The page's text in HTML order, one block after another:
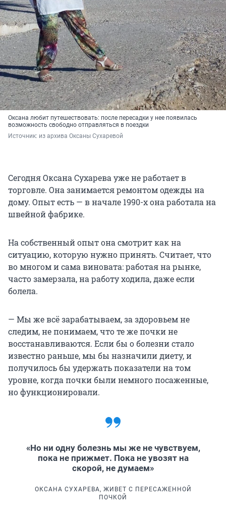
Оксана любит путешествовать: после пересадки у нее появилась
возможность свободно отправляться в поездки
Источник: из архива Оксаны Сухаревой
Сегодня Оксана Сухарева уже не работает в
торговле. Она занимается ремонтом одежды на
дому. Опыт есть — в начале 1990-х она работала на
швейной фабрике.
На собственный опыт она смотрит как на
ситуацию, которую нужно принять. Считает, что
во многом и сама виновата: работая на рынке,
часто замерзала, на работу ходила, даже если
болела.
— Мы же всё зарабатываем, за здоровьем не
следим, не понимаем, что те же почки не
восстанавливаются. Если бы о болезни стало
известно раньше, мы бы назначили диету, и
получилось бы удержать показатели на том
уровне, когда почки были немного посаженные,
но функционировали.
«Но ни одну болезнь мы же не чувствуем,
пока не прижмет. Пока не увозят на
скорой, не думаем»
ОКСАНА СУХАРЕВА, ЖИВЕТ С ПЕРЕСАЖЕННОЙ
ПОЧКОЙ